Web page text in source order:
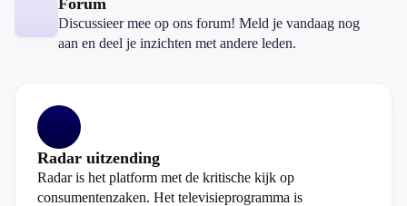
Forum
Discussieer mee op ons forum! Meld je vandaag nog
aan en deel je inzichten met andere leden.
Radar uitzending
Radar is het platform met de kritische kijk op
consumentenzaken. Het televisieprogramma is